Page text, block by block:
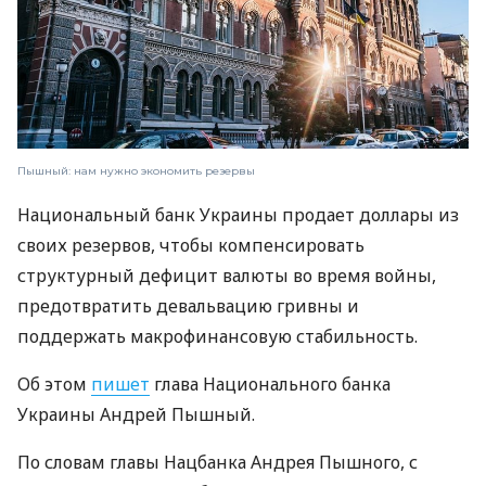
Пышный: нам нужно экономить резервы
Национальный банк Украины продает доллары из
своих резервов, чтобы компенсировать
структурный дефицит валюты во время войны,
предотвратить девальвацию гривны и
поддержать макрофинансовую стабильность.
Об этом пишет глава Национального банка
Украины Андрей Пышный.
По словам главы Нацбанка Андрея Пышного, с